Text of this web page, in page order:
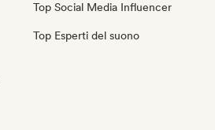
Top Social Media Influencer
Top Esperti del suono